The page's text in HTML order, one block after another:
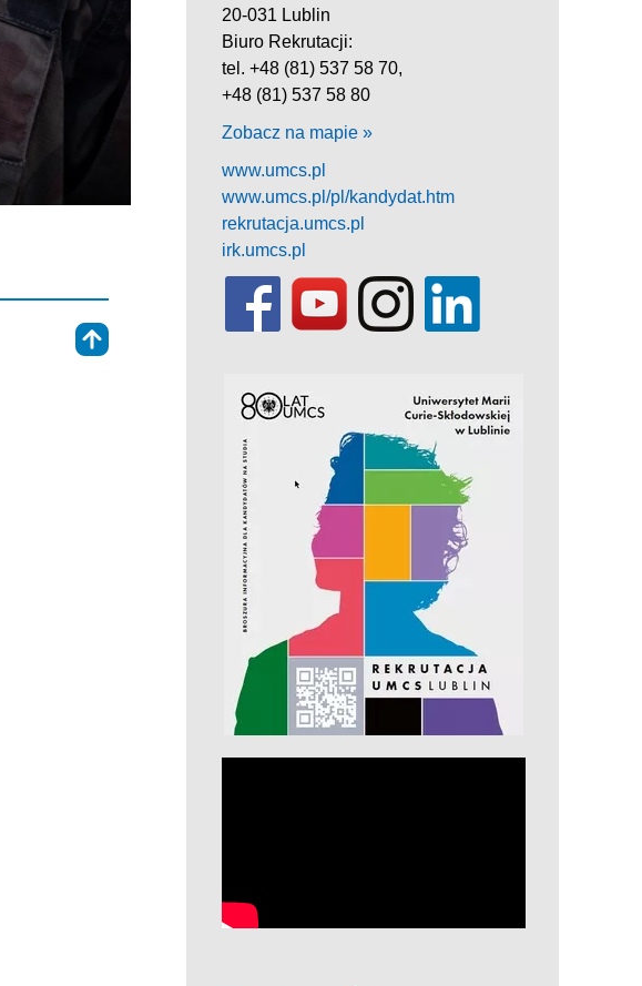
20-031 Lublin
Biuro Rekrutacji:
tel. +48 (81) 537 58 70,
+48 (81) 537 58 80
Zobacz na mapie »
www.umcs.pl
www.umcs.pl/pl/kandydat.htm
rekrutacja.umcs.pl
irk.umcs.pl